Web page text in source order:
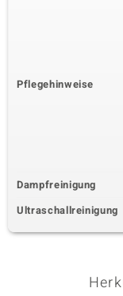
Pflegehinweise
Dampfreinigung
Ultraschallreinigung